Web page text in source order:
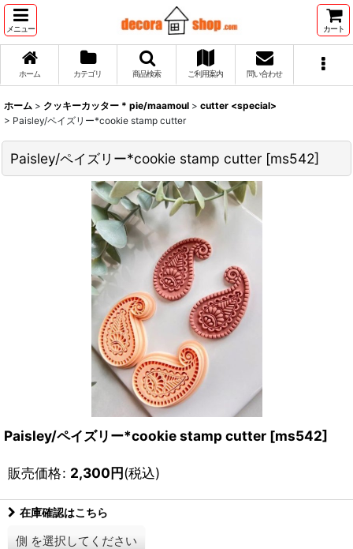
メニュー カート
ホーム カテゴリ 商品検索 ご利用案内 問い合わせ
ホーム > クッキーカッター * pie/maamoul > cutter <special>
> Paisley/ペイズリー*cookie stamp cutter
Paisley/ペイズリー*cookie stamp cutter [ms542]
Paisley/ペイズリー*cookie stamp cutter [ms542]
販売価格: 2,300円(税込)
在庫確認はこちら
側 を選択してください